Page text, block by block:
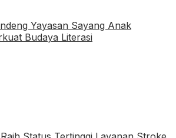
Yayasan Sayang Anak
Budaya Literasi